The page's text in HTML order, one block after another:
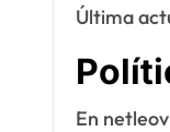
Última
En